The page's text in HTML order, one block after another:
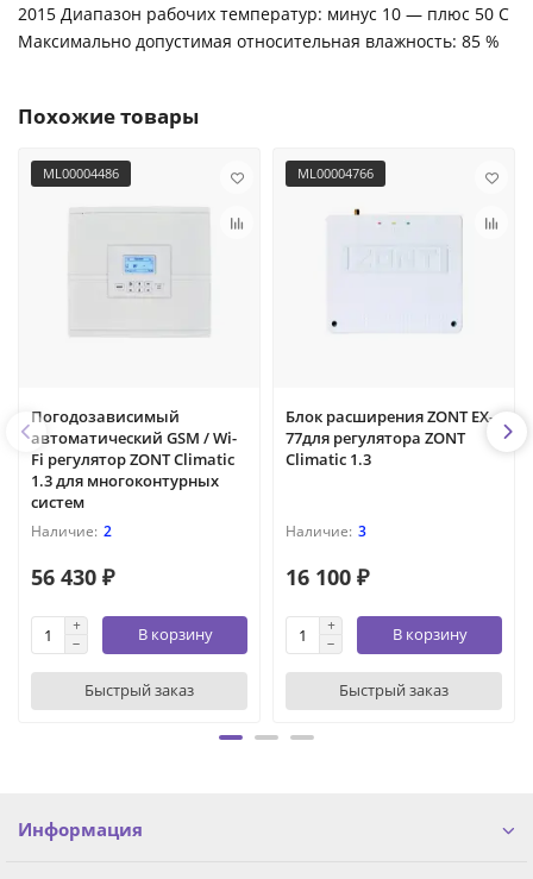
2015 Диапазон рабочих температур: минус 10 — плюс 50 С
Максимально допустимая относительная влажность: 85 %
Похожие товары
ML00004486
Погодозависимый
автоматический GSM / Wi-
Fi регулятор ZONT Climatic
1.3 для многоконтурных
систем
2
56 430 ₽
В корзину
Быстрый заказ
ML00004766
Блок расширения ZONT EX-
77для регулятора ZONT
Climatic 1.3
3
16 100 ₽
В корзину
Быстрый заказ
Информация